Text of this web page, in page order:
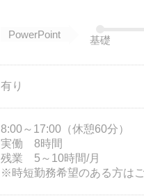
PowerPoint 基礎
有り
8:00～17:00（休憩60分）
実働 8時間
残業 5～10時間/月
※時短勤務希望のある方は